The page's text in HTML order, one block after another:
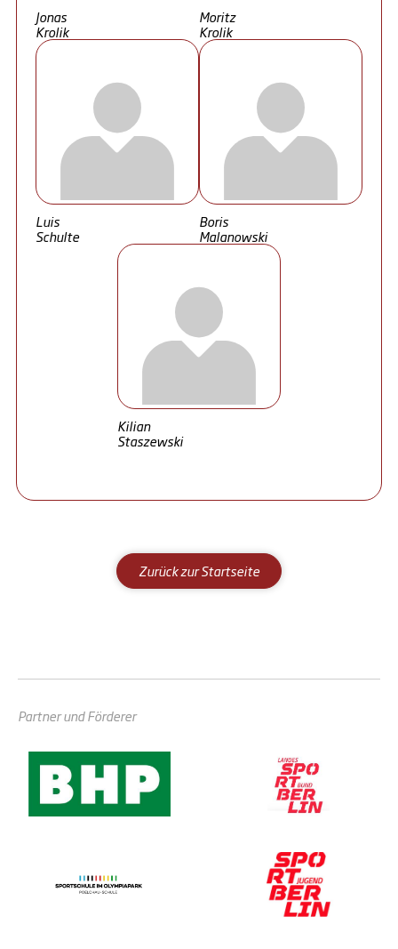
Jonas
Krolik
Moritz
Krolik
Luis
Schulte
Boris
Malanowski
Kilian
Staszewski
Zurück zur Startseite
Partner und Förderer